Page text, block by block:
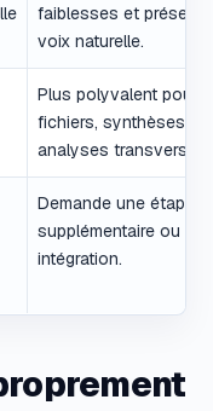
faiblesses et
voix naturelle.
Plus polyvalent pour
fichiers, synthèses et
analyses
Demande une étape
supplémentaire ou
intégration.